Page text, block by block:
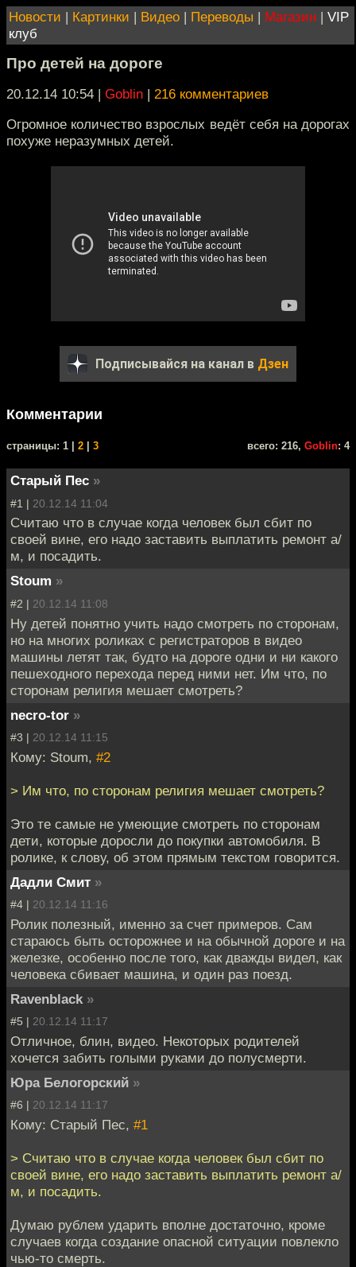
Новости | Картинки | Видео | Переводы | Магазин | VIP
клуб
Про детей на дороге
20.12.14 10:54 | Goblin | 216 комментариев
Огромное количество взрослых ведёт себя на дорогах
похуже неразумных детей.
Подписывайся на канал в Дзен
Комментарии
cтраницы: 1 | 2 3 всего: 216, Goblin: 4
Старый Пес »
#1 | 20.12.14 11:04
Считаю что в случае когда человек был сбит по
своей вине, его надо заставить выплатить ремонт а/
м, и посадить.
Stoum »
#2 | 20.12.14 11:08
Ну детей понятно учить надо смотреть по сторонам,
но на многих роликах с регистраторов в видео
машины летят так, будто на дороге одни и ни какого
пешеходного перехода перед ними нет. Им что, по
сторонам религия мешает смотреть?
necro-tor »
#3 | 20.12.14 11:15
Кому: Stoum, #2
> Им что, по сторонам религия мешает смотреть?
Это те самые не умеющие смотреть по сторонам
дети, которые доросли до покупки автомобиля. В
ролике, к слову, об этом прямым текстом говорится.
Дадли Смит »
#4 | 20.12.14 11:16
Ролик полезный, именно за счет примеров. Сам
стараюсь быть осторожнее и на обычной дороге и на
железке, особенно после того, как дважды видел, как
человека сбивает машина, и один раз поезд.
Ravenblack »
#5 | 20.12.14 11:17
Отличное, блин, видео. Некоторых родителей
хочется забить голыми руками до полусмерти.
Юра Белогорский »
#6 | 20.12.14 11:17
Кому: Старый Пес, #1
> Считаю что в случае когда человек был сбит по
своей вине, его надо заставить выплатить ремонт а/
м, и посадить.
Думаю рублем ударить вполне достаточно, кроме
случаев когда создание опасной ситуации повлекло
чью-то смерть.